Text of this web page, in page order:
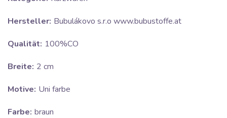
Hersteller: Bubulákovo s.r.o www.bubustoffe.at
Qualität: 100%CO
Breite: 2 cm
Motive: Uni farbe
Farbe: braun